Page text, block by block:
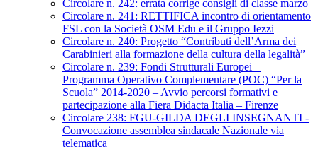
Circolare n. 242: errata corrige consigli di classe marzo
Circolare n. 241: RETTIFICA incontro di orientamento
FSL con la Società OSM Edu e il Gruppo Iezzi
Circolare n. 240: Progetto “Contributi dell’Arma dei
Carabinieri alla formazione della cultura della legalità”
Circolare n. 239: Fondi Strutturali Europei –
Programma Operativo Complementare (POC) “Per la
Scuola” 2014-2020 – Avvio percorsi formativi e
partecipazione alla Fiera Didacta Italia – Firenze
Circolare 238: FGU-GILDA DEGLI INSEGNANTI -
Convocazione assemblea sindacale Nazionale via
telematica